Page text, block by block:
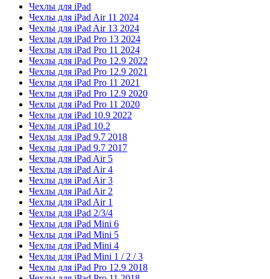
Чехлы для iPad
Чехлы для iPad Air 11 2024
Чехлы для iPad Air 13 2024
Чехлы для iPad Pro 13 2024
Чехлы для iPad Pro 11 2024
Чехлы для iPad Pro 12.9 2022
Чехлы для iPad Pro 12.9 2021
Чехлы для iPad Pro 11 2021
Чехлы для iPad Pro 12.9 2020
Чехлы для iPad Pro 11 2020
Чехлы для iPad 10.9 2022
Чехлы для iPad 10.2
Чехлы для iPad 9.7 2018
Чехлы для iPad 9.7 2017
Чехлы для iPad Air 5
Чехлы для iPad Air 4
Чехлы для iPad Air 3
Чехлы для iPad Air 2
Чехлы для iPad Air 1
Чехлы для iPad 2/3/4
Чехлы для iPad Mini 6
Чехлы для iPad Mini 5
Чехлы для iPad Mini 4
Чехлы для iPad Mini 1 / 2 / 3
Чехлы для iPad Pro 12.9 2018